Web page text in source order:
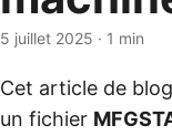
5 juillet 2025 · 1 min
Cet article de
un fichier